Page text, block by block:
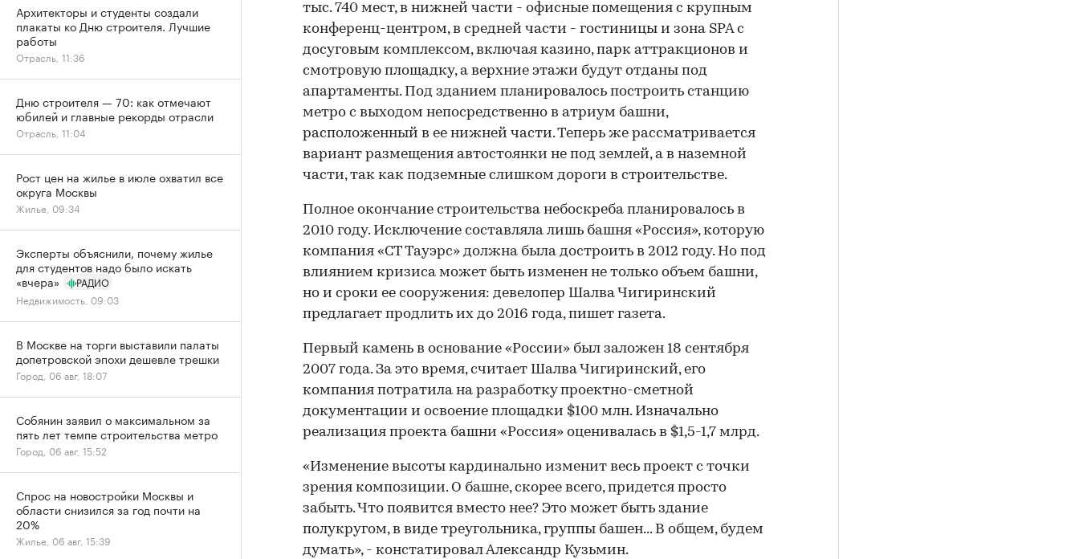
00:00
тыс. 740 мест, в нижней части - офисные помещения с крупным
конференц-центром, в средней части - гостиницы и зона SPA с
досуговым комплексом, включая казино, парк аттракционов и
смотровую площадку, а верхние этажи будут отданы под
апартаменты. Под зданием планировалось построить станцию
метро с выходом непосредственно в атриум башни,
расположенный в ее нижней части. Теперь же рассматривается
вариант размещения автостоянки не под землей, а в наземной
части, так как подземные слишком дороги в строительстве.
Полное окончание строительства небоскреба планировалось в
2010 году. Исключение составляла лишь башня «Россия», которую
компания «СТ Тауэрс» должна была достроить в 2012 году. Но под
влиянием кризиса может быть изменен не только объем башни,
но и сроки ее сооружения: девелопер Шалва Чигиринский
предлагает продлить их до 2016 года, пишет газета.
Первый камень в основание «России» был заложен 18 сентября
2007 года. За это время, считает Шалва Чигиринский, его
компания потратила на разработку проектно-сметной
документации и освоение площадки $100 млн. Изначально
реализация проекта башни «Россия» оценивалась в $1,5-1,7 млрд.
«Изменение высоты кардинально изменит весь проект с точки
зрения композиции. О башне, скорее всего, придется просто
забыть. Что появится вместо нее? Это может быть здание
полукругом, в виде треугольника, группы башен... В общем, будем
думать», - констатировал Александр Кузьмин.
Архитекторы и студенты создали
плакаты ко Дню строителя. Лучшие
работы
Отрасль, 11:36
Дню строителя — 70: как отмечают
юбилей и главные рекорды отрасли
Отрасль, 11:04
Рост цен на жилье в июле охватил все
округа Москвы
Жилье, 09:34
Эксперты объяснили, почему жилье
для студентов надо было искать
«вчера»
РАДИО
Недвижимость, 09:03
В Москве на торги выставили палаты
допетровской эпохи дешевле трешки
Город, 06 авг, 18:07
Собянин заявил о максимальном за
пять лет темпе строительства метро
Город, 06 авг, 15:52
Спрос на новостройки Москвы и
области снизился за год почти на
20%
Жилье, 06 авг, 15:39